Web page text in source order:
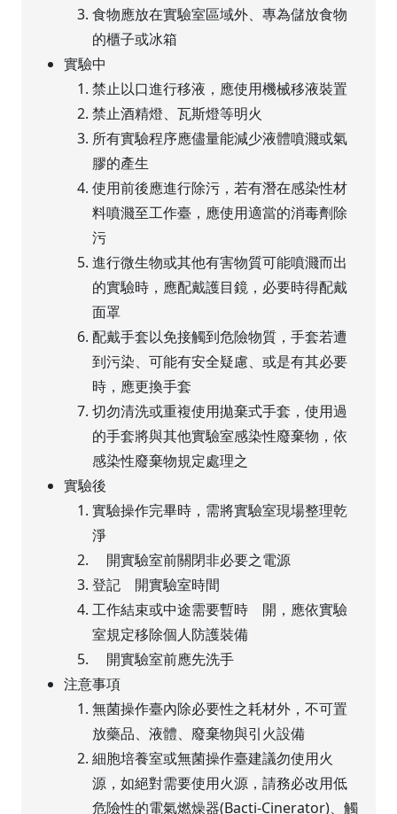
食物應放在實驗室區域外、專為儲放食物
的櫃子或冰箱
實驗中
禁止以口進行移液，應使用機械移液裝置
禁止酒精燈、瓦斯燈等明火
所有實驗程序應儘量能減少液體噴濺或氣
膠的產生
使用前後應進行除污，若有潛在感染性材
料噴濺至工作臺，應使用適當的消毒劑除
污
進行微生物或其他有害物質可能噴濺而出
的實驗時，應配戴護目鏡，必要時得配戴
面罩
配戴手套以免接觸到危險物質，手套若遭
到污染、可能有安全疑慮、或是有其必要
時，應更換手套
切勿清洗或重複使用拋棄式手套，使用過
的手套將與其他實驗室感染性廢棄物，依
感染性廢棄物規定處理之
實驗後
實驗操作完畢時，需將實驗室現場整理乾
淨
離開實驗室前關閉非必要之電源
登記離開實驗室時間
工作結束或中途需要暫時離開，應依實驗
室規定移除個人防護裝備
離開實驗室前應先洗手
注意事項
無菌操作臺內除必要性之耗材外，不可置
放藥品、液體、廢棄物與引火設備
細胞培養室或無菌操作臺建議勿使用火
源，如絕對需要使用火源，請務必改用低
危險性的電氣燃燥器(Bacti-Cinerator)、觸